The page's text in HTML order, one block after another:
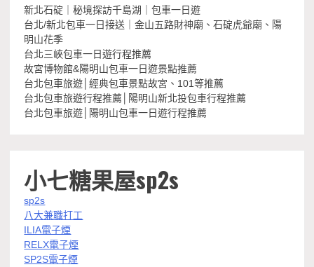
新北石碇｜秘境探訪千島湖｜包車一日遊
台北/新北包車一日接送｜金山五路財神廟、石碇虎爺廟、陽
明山花季
台北三峽包車一日遊行程推薦
故宮博物館&陽明山包車一日遊景點推薦
台北包車旅遊│經典包車景點故宮、101等推薦
台北包車旅遊行程推薦│陽明山新北投包車行程推薦
台北包車旅遊│陽明山包車一日遊行程推薦
小七糖果屋sp2s
sp2s
八大兼職打工
ILIA電子煙
RELX電子煙
SP2S電子煙